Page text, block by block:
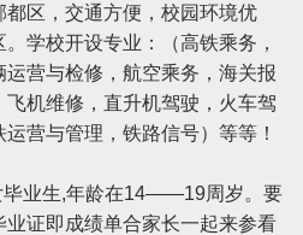
川五月花技师学院推荐｜计
区，交通方便，校园环境优
学校开设专业：（高铁乘务，
营与检修，航空乘务，海关报
机维修，直升机驾驶，火车驾
营与管理，铁路信号）等等！
业生,年龄在14——19周岁。要
证即成绩单合家长一起来参看